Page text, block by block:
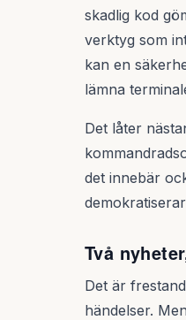
skadlig kod
verktyg som
kan en
lämna
Det låter
det innebär
Två
Det är
händelser.